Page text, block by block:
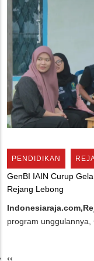
PENDIDIKAN
GenBI IAIN Curup
Rejang Lebong
program
Previous
‹‹